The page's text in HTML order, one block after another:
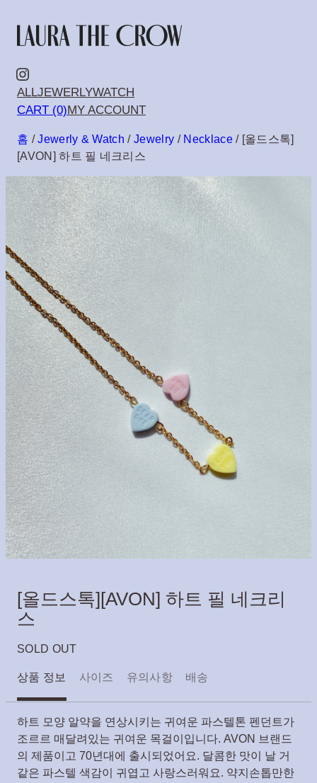
텐
츠
로
로
가
기
Instagram
ALLJEWERLYWATCH
CART (0)MY ACCOUNT
홈 /Jewerly & Watch /Jewelry / Necklace/ [올드스톡]
[AVON] 하트 필 네크리스
[올드스톡][AVON] 하트 필 네크리
스
SOLD OUT
상품 정보 사이즈 유의사항 배송
하트 모양 알약을 연상시키는 귀여운 파스텔톤 펜던트가
조르르 매달려있는 귀여운 목걸이입니다. AVON 브랜드
의 제품이고 70년대에 출시되었어요. 달콤한 맛이 날 거
같은 파스텔 색감이 귀엽고 사랑스러워요. 약지손톱만한